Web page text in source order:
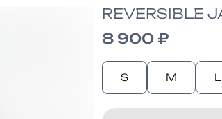
REVERSIBLE
8 900 ₽
S M L